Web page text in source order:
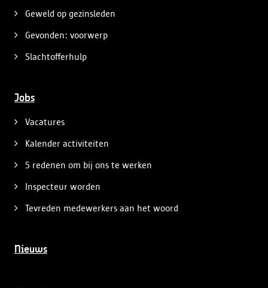
Geweld op gezinsleden
Gevonden: voorwerp
Slachtofferhulp
Jobs
Vacatures
Kalender activiteiten
5 redenen om bij ons te werken
Inspecteur worden
Tevreden medewerkers aan het woord
Nieuws